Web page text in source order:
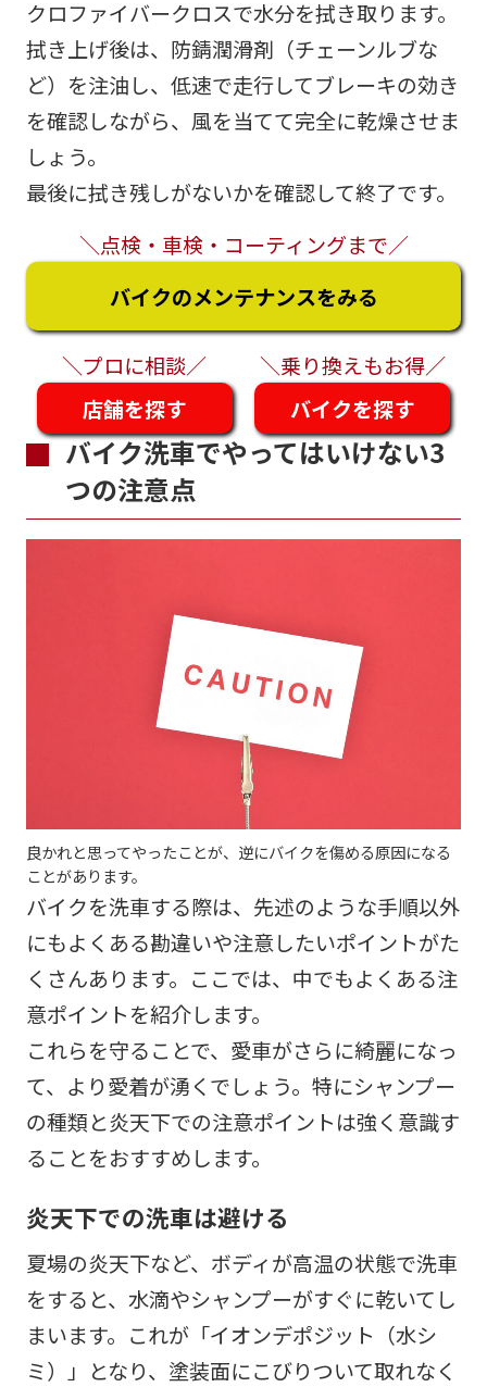
クロファイバークロスで水分を拭き取ります。
拭き上げ後は、防錆潤滑剤（チェーンルブな
ど）を注油し、低速で走行してブレーキの効き
を確認しながら、風を当てて完全に乾燥させま
しょう。
最後に拭き残しがないかを確認して終了です。
＼点検・車検・コーティングまで／
バイクのメンテナンスをみる
＼プロに相談／
＼乗り換えもお得／
店舗を探す
バイクを探す
バイク洗車でやってはいけない3
つの注意点
良かれと思ってやったことが、逆にバイクを傷める原因になる
ことがあります。
バイクを洗車する際は、先述のような手順以外
にもよくある勘違いや注意したいポイントがた
くさんあります。ここでは、中でもよくある注
意ポイントを紹介します。
これらを守ることで、愛車がさらに綺麗になっ
て、より愛着が湧くでしょう。特にシャンプー
の種類と炎天下での注意ポイントは強く意識す
ることをおすすめします。
炎天下での洗車は避ける
夏場の炎天下など、ボディが高温の状態で洗車
をすると、水滴やシャンプーがすぐに乾いてし
まいます。これが「イオンデポジット（水シ
ミ）」となり、塗装面にこびりついて取れなく